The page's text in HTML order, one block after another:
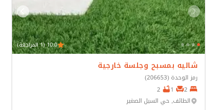
10.0 (1 المراجعة)
شاليه بمسبح وجلسة خارجية
رمز الوحدة (206653)
الطائف, حي السيل الصغير